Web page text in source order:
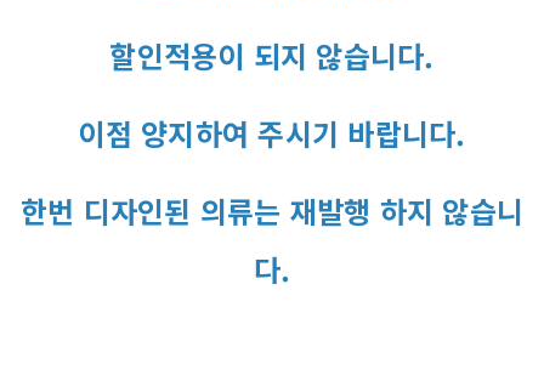
할인적용이 되지 않습니다.
이점 양지하여 주시기 바랍니다.
한번 디자인된 의류는 재발행 하지 않습니
다.